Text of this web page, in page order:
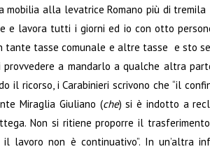
alla levatrice Romano più di
e lavora tutti i giorni ed io con otto
tante tasse comunale e altre tasse e sto
provvedere a mandarlo a qualche altra
il ricorso, i Carabinieri scrivono che “il
Miraglia Giuliano (che) si è indotto a
Non si ritiene proporre il
lavoro non è continuativo”. In un’altra